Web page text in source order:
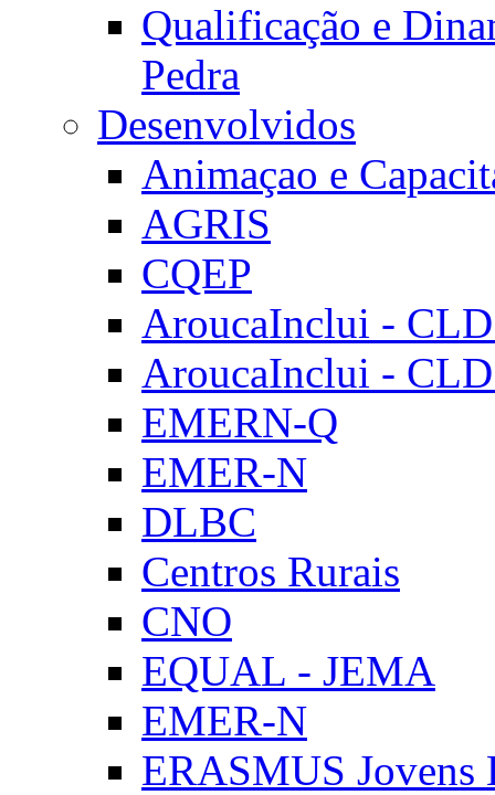
Qualificação e
Pedra
Desenvolvidos
Animaçao e
AGRIS
CQEP
AroucaInclui -
AroucaInclui -
EMERN-Q
EMER-N
DLBC
Centros Rurais
CNO
EQUAL - JEMA
EMER-N
ERASMUS Jovens